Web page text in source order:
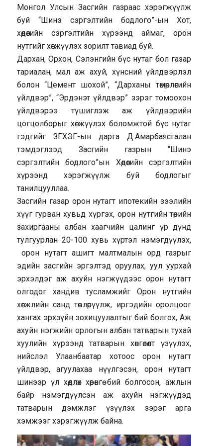
Монгол Улсын Засгийн газраас хэрэгжүүлж
буй “Шинэ сэргэлтийн бодлого”-ын Хот,
хөдөөгийн сэргэлтийн хүрээнд аймаг, орон
нутгийг хөгжүүлэх зорилт тавиад буй.
Дархан, Орхон, Сэлэнгийн бүс нутаг бол газар
тариалан, мал аж ахуй, хүнсний үйлдвэрлэл
болон “Цемент шохой”, “Дарханы төмөрлөгийн
үйлдвэр”, “Эрдэнэт үйлдвэр” зэрэг томоохон
үйлдвэрээ түшиглэж аж үйлдвэрийн
цогцолборыг хөгжүүлэх боломжтой бүс нутаг
гэдгийг ЗГХЭГ-ын дарга Д.Амарбаясгалан
тэмдэглээд Засгийн газрын “Шинэ
сэргэлтийн бодлого”ын Хөдөөгийн сэргэлтийн
хүрээнд хэрэгжүүлж буй бодлогыг
танилцууллаа.
Засгийн газар орон нутагт ипотекийн зээлийн
хүүг гурван хувьд хүргэх, орон нутгийн төрийн
захиргааны албан хаагчийн цалинг үр дүнд
тулгуурлан 20-100 хувь хүртэл нэмэгдүүлэх,
орон нутагт ашигт малтмалын орд газрыг
эдийн засгийн эргэлтэд оруулах, уул уурхай
эрхэлдэг аж ахуйн нэгжүүдээс орон нутагт
олгодог хандив тусламжийг Орон нутгийн
хөгжлийн санд төвлөрүүлж, иргэдийн оролцоог
хангах эрхзүйн зохицуулалтыг бий болгох, Аж
ахуйн нэгжийн орлогын албан татварын тухай
хуулийн хүрээнд татварын хөнгөлөлт үзүүлэх,
нийслэл Улаанбаатар хотоос орон нутагт
үйлдвэр, агуулахаа нүүлгэсэн, орон нутагт
шинээр үл хөдлөх хөрөнгө бий болгосон, ажлын
байр нэмэгдүүлсэн аж ахуйн нэгжүүдэд
татварын дэмжлэг үзүүлэх зэрэг арга
хэмжээг хэрэгжүүлж байна.